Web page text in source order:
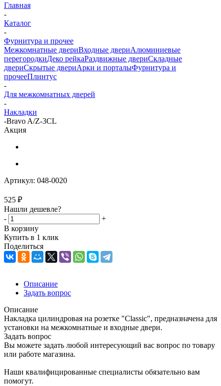
Главная
-
Каталог
-
Фурнитура и прочее
Межкомнатные двериВходные двериАлюминиевые
перегородкиДеко рейкаРаздвижные двериСкладные
двериСкрытые двериАрки и порталыФурнитура и
прочееПлинтус
-
Для межкомнатных дверей
-
Накладки
-Bravo A/Z-3CL
Акция
Артикул: 048-0020
525 ₽
Нашли дешевле?
-
+
В корзину
Купить в 1 клик
Поделиться
Описание
Задать вопрос
Описание
Накладка цилиндровая на розетке "Classic", предназначена для
установки на межкомнатные и входные двери.
Задать вопрос
Вы можете задать любой интересующий вас вопрос по товару
или работе магазина.
Наши квалифицированные специалисты обязательно вам
помогут.